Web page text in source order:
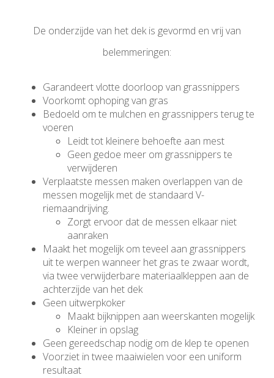
De onderzijde van het dek is gevormd en vrij van
belemmeringen:
Garandeert vlotte doorloop van grassnippers
Voorkomt ophoping van gras
Bedoeld om te mulchen en grassnippers terug te
voeren
Leidt tot kleinere behoefte aan mest
Geen gedoe meer om grassnippers te
verwijderen
Verplaatste messen maken overlappen van de
messen mogelijk met de standaard V-
riemaandrijving.
Zorgt ervoor dat de messen elkaar niet
aanraken
Maakt het mogelijk om teveel aan grassnippers
uit te werpen wanneer het gras te zwaar wordt,
via twee verwijderbare materiaalkleppen aan de
achterzijde van het dek
Geen uitwerpkoker
Maakt bijknippen aan weerskanten mogelijk
Kleiner in opslag
Geen gereedschap nodig om de klep te openen
Voorziet in twee maaiwielen voor een uniform
resultaat